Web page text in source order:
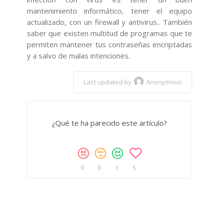
mantenimiento informático, tener el equipo
actualizado, con un firewall y antivirus.. También
saber que existen multitud de programas que te
permiten mantener tus contraseñas encriptadas
y a salvo de malas intenciones.
Last updated by Anonymous
¿Qué te ha parecido este artículo?
0 0 1 5